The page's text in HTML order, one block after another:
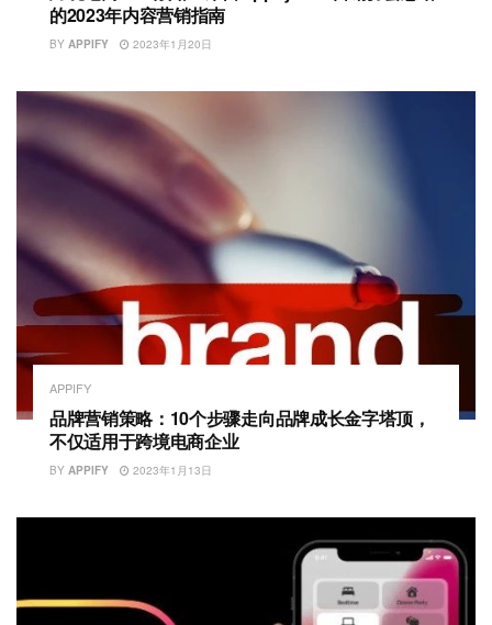
的2023年内容营销指南
BY APPIFY 2023年1月20日
APPIFY
品牌营销策略：10个步骤走向品牌成长金字塔顶，
不仅适用于跨境电商企业
BY APPIFY 2023年1月13日